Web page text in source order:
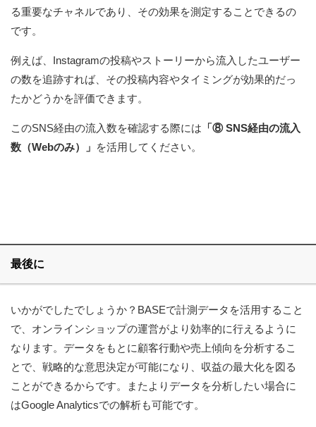
る重要なチャネルであり、その効果を測定することできるの
です。
例えば、Instagramの投稿やストーリーから流入したユーザー
の数を追跡すれば、その投稿内容やタイミングが効果的だっ
たかどうかを評価できます。
このSNS経由の流入数を確認する際には 「⑧ SNS経由の流入
数（Webのみ）」 を活用してください。
最後に
いかがでしたでしょうか？BASEで計測データを活用すること
で、オンラインショップの運営がより効率的に行えるように
なります。データをもとに顧客行動や売上傾向を分析するこ
とで、戦略的な意思決定が可能になり、収益の最大化を図る
ことができるからです。またよりデータを分析したい場合に
はGoogle Analyticsでの解析も可能です。